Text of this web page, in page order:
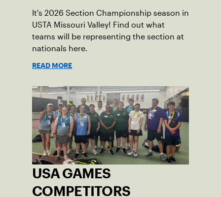
It's 2026 Section Championship season in
USTA Missouri Valley! Find out what
teams will be representing the section at
nationals here.
READ MORE
USA GAMES
COMPETITORS